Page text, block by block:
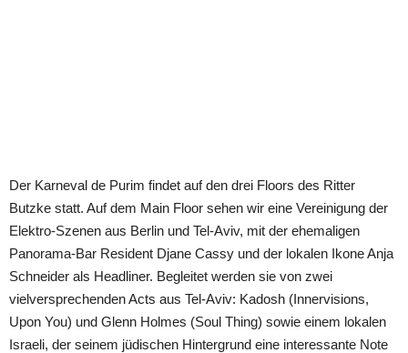
Der Karneval de Purim findet auf den drei Floors des Ritter
Butzke statt. Auf dem Main Floor sehen wir eine Vereinigung der
Elektro-Szenen aus Berlin und Tel-Aviv, mit der ehemaligen
Panorama-Bar Resident Djane Cassy und der lokalen Ikone Anja
Schneider als Headliner. Begleitet werden sie von zwei
vielversprechenden Acts aus Tel-Aviv: Kadosh (Innervisions,
Upon You) und Glenn Holmes (Soul Thing) sowie einem lokalen
Israeli, der seinem jüdischen Hintergrund eine interessante Note